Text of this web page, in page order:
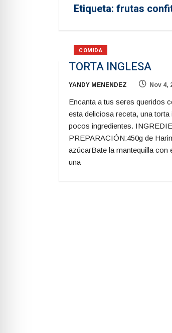
Etiqueta: frutas
COMIDA
TORTA INGLESA
YANDY MENENDEZ Nov 4,
Encanta a tus seres queridos
esta deliciosa receta, una torta
pocos ingredientes.
PREPARACIÓN:450g de
azúcarBate la mantequilla con
una